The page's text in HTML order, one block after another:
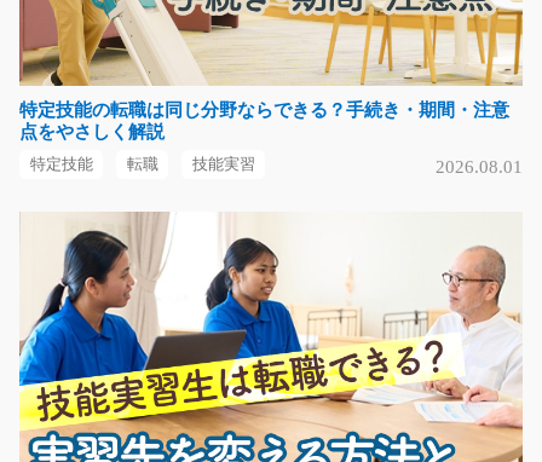
タイルの加工と梱包のお仕事/g05_00498
急募
未経験の方でも大丈夫！週2日からの勤務もOK！タイル
長期（3ヶ月以上）
時給1200円
神奈川県横浜市磯子区
気になる
オフィスグッズの検品作業！軽作業/i02_00668
特定技能の転職は同じ分野ならできる？手続き・期間・注意
点をやさしく解説
特定技能 転職 技能実習 2026.08.01